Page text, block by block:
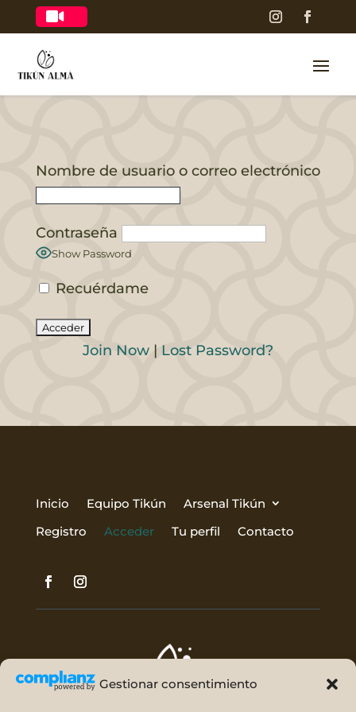
Gestionar consentimiento

Nombre de usuario o correo electrónico
Contraseña
Show Password
Recuérdame
Join Now| Lost Password?
Inicio Equipo Tikún
Arsenal Tikún
Registro
Acceder Tu perfil Contacto